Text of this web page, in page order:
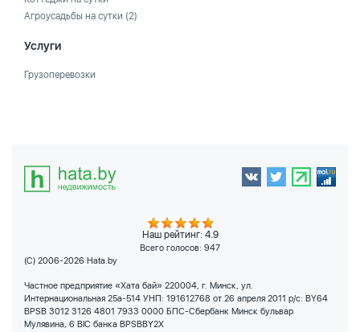
Агроусадьбы на сутки (2)
Услуги
Грузоперевозки
Наш рейтинг: 4.9
Всего голосов: 947
(C) 2006-2026 Hata.by
Частное предприятие «Хата бай» 220004, г. Минск, ул.
Интернациональная 25а-514 УНП: 191612768 от 26 апреля 2011 р/с: BY64
BPSB 3012 3126 4801 7933 0000 БПС-Сбербанк Минск бульвар
Мулявина, 6 BIC банка BPSBBY2X